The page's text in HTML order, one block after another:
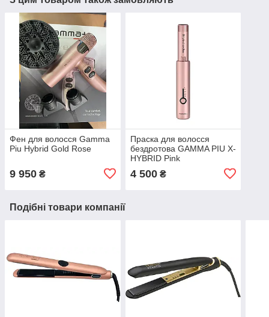
Фен для волосся Gamma
Piu Hybrid Gold Rose
9 950 ₴
Праска для волосся
бездротова GAMMA PIU X-
HYBRID Pink
4 500₴
Подібні товари компанії